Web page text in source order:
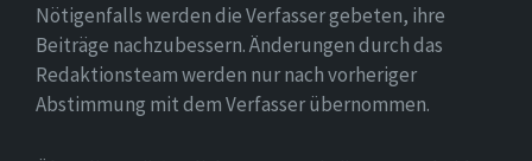
Nötigenfalls werden die Verfasser gebeten, ihre
Beiträge nachzubessern. Änderungen durch das
Redaktionsteam werden nur nach vorheriger
Abstimmung mit dem Verfasser übernommen.